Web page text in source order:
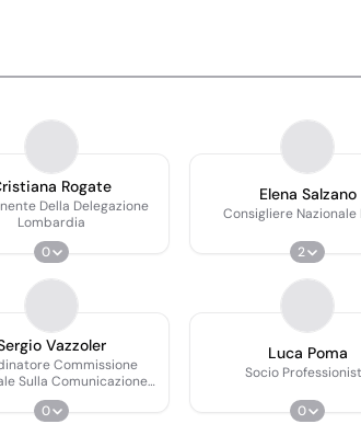
Rogate
Della Delegazione
Lombardia
0
Elena Salzano
Consigliere Nazionale
2
Vazzoler
Commissione
Sulla Comunicazione
(18° Goal Agenda
2030)
0
Luca Poma
Socio
0